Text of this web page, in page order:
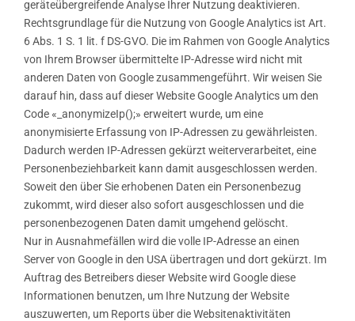
geräteübergreifende Analyse Ihrer Nutzung deaktivieren.
Rechtsgrundlage für die Nutzung von Google Analytics ist Art.
6 Abs. 1 S. 1 lit. f DS-GVO. Die im Rahmen von Google Analytics
von Ihrem Browser übermittelte IP-Adresse wird nicht mit
anderen Daten von Google zusammengeführt. Wir weisen Sie
darauf hin, dass auf dieser Website Google Analytics um den
Code «_anonymizeIp();» erweitert wurde, um eine
anonymisierte Erfassung von IP-Adressen zu gewährleisten.
Dadurch werden IP-Adressen gekürzt weiterverarbeitet, eine
Personenbeziehbarkeit kann damit ausgeschlossen werden.
Soweit den über Sie erhobenen Daten ein Personenbezug
zukommt, wird dieser also sofort ausgeschlossen und die
personenbezogenen Daten damit umgehend gelöscht.
Nur in Ausnahmefällen wird die volle IP-Adresse an einen
Server von Google in den USA übertragen und dort gekürzt. Im
Auftrag des Betreibers dieser Website wird Google diese
Informationen benutzen, um Ihre Nutzung der Website
auszuwerten, um Reports über die Websitenaktivitäten